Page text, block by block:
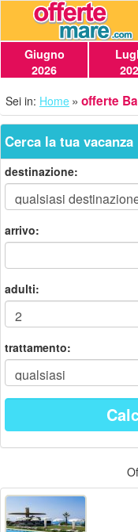
Giugno
2026
Sei in: Home offerte
Cerca la tua vacanza
destinazione:
arrivo:
adulti:
trattamento: